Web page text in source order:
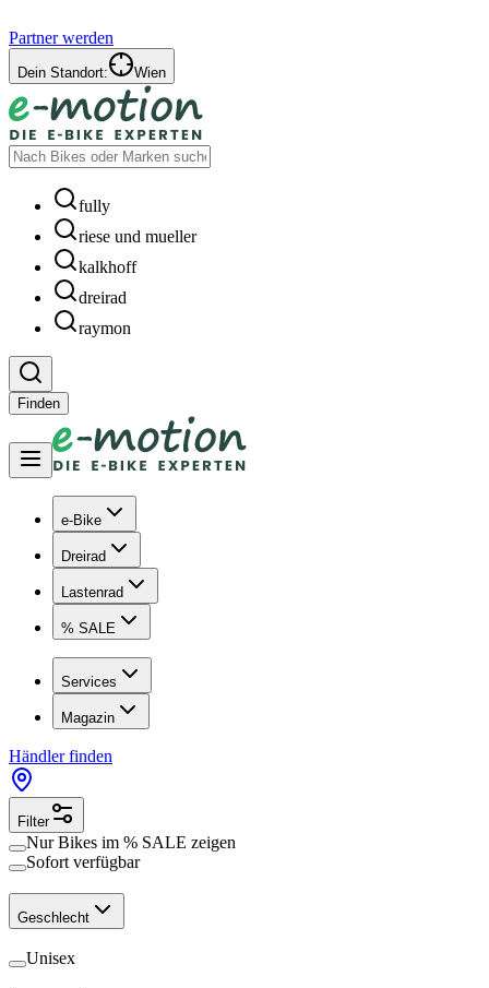
Partner werden
Dein Standort: Wien
fully
riese und mueller
kalkhoff
dreirad
raymon
Finden
e-Bike
Dreirad
Lastenrad
% SALE
Services
Magazin
Händler finden
Filter
Nur Bikes im % SALE zeigen
Sofort verfügbar
Geschlecht
Unisex